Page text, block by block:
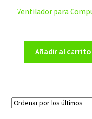
Ventilador para
Añadir al carrito